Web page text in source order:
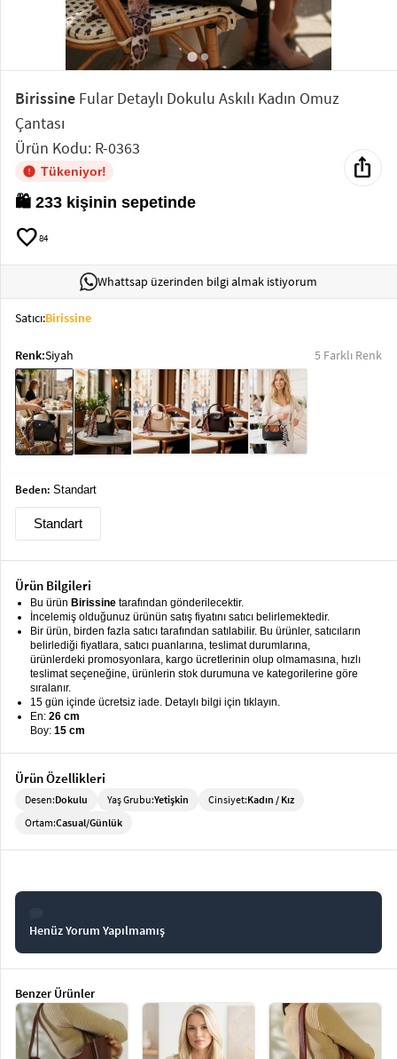
Sweatshirt
Ev
Giyimkeyboard_arrow_down
Takımlarkeyboard_arrow_down
Elbise
Alt
keyboard_arrow_down
keyboard_arrow_down
Tesettür
Giyim
keyboard_arrow_down
Büyük
Bedenkeyboard_arrow_down
Giyimkeyboard_arrow_down
Birissine Fular Detaylı Dokulu Askılı Kadın Omuz
Çantası
Ürün Kodu: R-0363
Tükeniyor!
🛍️ 233 kişinin sepetinde
favorite84
ios_share
Whattsap üzerinden bilgi almak istiyorum
Satıcı:Birissine
Renk:Siyah 5 Farklı Renk
Beden: Standart
Standart
Ürün Bilgileri
Bu ürün Birissine tarafından gönderilecektir.
İncelemiş olduğunuz ürünün satış fiyatını satıcı belirlemektedir.
Bir ürün, birden fazla satıcı tarafından satılabilir. Bu ürünler, satıcıların
belirlediği fiyatlara, satıcı puanlarına, teslimat durumlarına,
ürünlerdeki promosyonlara, kargo ücretlerinin olup olmamasına, hızlı
teslimat seçeneğine, ürünlerin stok durumuna ve kategorilerine göre
sıralanır.
15 gün içinde ücretsiz iade. Detaylı bilgi için tıklayın.
En: 26 cm
Boy: 15 cm
Ürün Özellikleri
Desen:Dokulu Yaş Grubu:Yetişkin Cinsiyet:Kadın / Kız
Ortam:Casual/Günlük
Henüz Yorum Yapılmamış
Benzer Ürünler